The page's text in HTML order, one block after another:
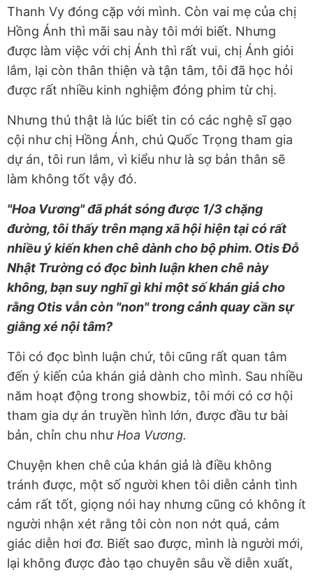
Thanh Vy đóng cặp với mình. Còn vai mẹ của chị
Hồng Ánh thì mãi sau này tôi mới biết. Nhưng
được làm việc với chị Ánh thì rất vui, chị Ánh giỏi
lắm, lại còn thân thiện và tận tâm, tôi đã học hỏi
được rất nhiều kinh nghiệm đóng phim từ chị.
Nhưng thú thật là lúc biết tin có các nghệ sĩ gạo
cội như chị Hồng Ánh, chú Quốc Trọng tham gia
dự án, tôi run lắm, vì kiểu như là sợ bản thân sẽ
làm không tốt vậy đó.
"Hoa Vương" đã phát sóng được 1/3 chặng
đường, tôi thấy trên mạng xã hội hiện tại có rất
nhiều ý kiến khen chê dành cho bộ phim. Otis Đỗ
Nhật Trường có đọc bình luận khen chê này
không, bạn suy nghĩ gì khi một số khán giả cho
rằng Otis vẫn còn "non" trong cảnh quay cần sự
giằng xé nội tâm?
Tôi có đọc bình luận chứ, tôi cũng rất quan tâm
đến ý kiến của khán giả dành cho mình. Sau nhiều
năm hoạt động trong showbiz, tôi mới có cơ hội
tham gia dự án truyền hình lớn, được đầu tư bài
bản, chỉn chu như Hoa Vương.
Chuyện khen chê của khán giả là điều không
tránh được, một số người khen tôi diễn cảnh tình
cảm rất tốt, giọng nói hay nhưng cũng có không ít
người nhận xét rằng tôi còn non nớt quá, cảm
giác diễn hơi đơ. Biết sao được, mình là người mới,
lại không được đào tạo chuyên sâu về diễn xuất,